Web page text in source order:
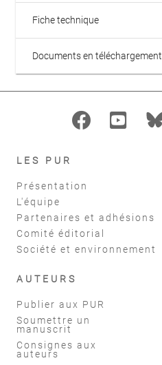
Fiche technique
Documents en téléchargement
LES PUR
Présentation
L'équipe
Partenaires et adhésions
Comité éditorial
Société et environnement
AUTEURS
Publier aux PUR
Soumettre un
manuscrit
Consignes aux
auteurs